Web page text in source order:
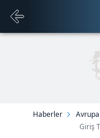
Haberler
Giriş